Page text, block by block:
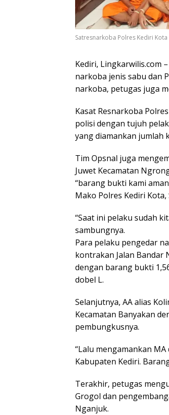
Satresnarkoba Polres Kediri
Kediri, Lingkarwilis.com
narkoba jenis sabu dan
narkoba, petugas juga
Kasat Resnarkoba
polisi dengan tujuh
yang diamankan jumlah
Tim Opsnal juga
Juwet Kecamatan
“barang bukti kami
Mako Polres Kediri Kota,
“Saat ini pelaku sudah
sambungnya.
Para pelaku pengedar
kontrakan Jalan Bandar
dengan barang bukti
dobel L.
Selanjutnya, AA alias
Kecamatan Banyakan
pembungkusnya.
“Lalu mengamankan
Kabupaten Kediri.
Terakhir, petugas
Grogol dan
Nganjuk.